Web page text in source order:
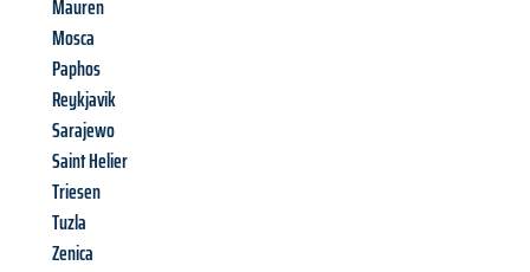
Mauren
Mosca
Paphos
Reykjavik
Sarajewo
Saint Helier
Triesen
Tuzla
Zenica